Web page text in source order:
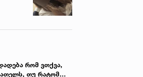
რომ ვთქვა,
თუ რატომ